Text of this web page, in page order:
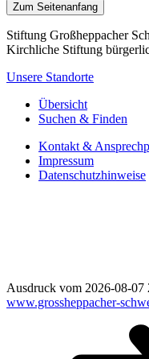
Zum Seitenanfang
Stiftung Großheppacher
Kirchliche Stiftung
Unsere Standorte
Übersicht
Suchen & Finden
Kontakt &
Impressum
Datenschutzhinweise
Ausdruck vom 2026-08-07
www.grossheppacher-